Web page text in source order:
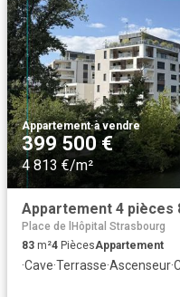
Appartement·à vendre
399 500 €
4 813 €/m²
Appartement 4 pièces
Place de lHôpital Strasbourg
83 m²4 PiècesAppartement
·Cave·Terrasse·Ascenseur·